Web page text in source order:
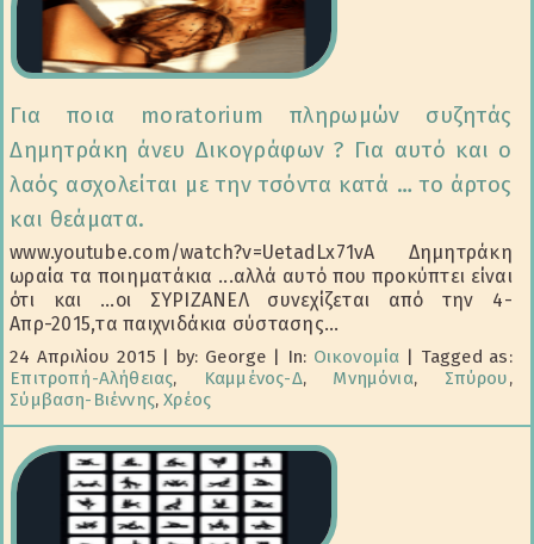
Για ποια moratorium πληρωμών συζητάς
Δημητράκη άνευ Δικογράφων ? Για αυτό και ο
λαός ασχολείται με την τσόντα κατά … το άρτος
και θεάματα.
www.youtube.com/watch?v=UetadLx71vA Δημητράκη
ωραία τα ποιηματάκια ...αλλά αυτό που προκύπτει είναι
ότι και ...οι ΣΥΡΙΖΑΝΕΛ συνεχίζεται από την 4-
Απρ-2015,τα παιχνιδάκια σύστασης...
24 Απριλίου 2015 | by: George | In: Οικονομία | Tagged as:
Επιτροπή-Αλήθειας, Καμμένος-Δ, Μνημόνια, Σπύρου,
Σύμβαση-Βιέννης,Χρέος